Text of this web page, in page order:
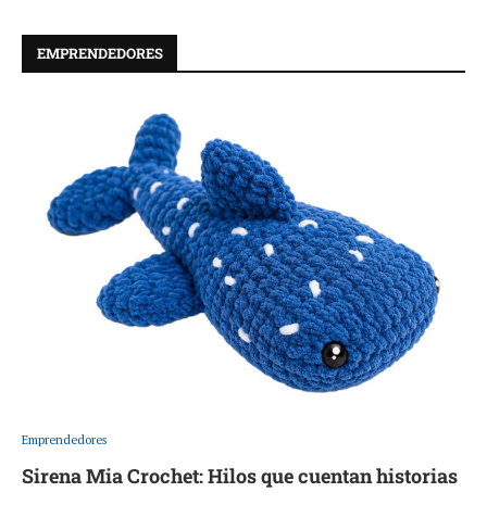
EMPRENDEDORES
Emprendedores
Sirena Mia Crochet: Hilos que cuentan historias